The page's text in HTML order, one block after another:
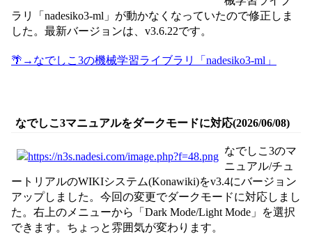
ラリ「nadesiko3-ml」が動かなくなっていたので修正しま
した。最新バージョンは、v3.6.22です。
🌴→なでしこ3の機械学習ライブラリ「nadesiko3-ml」
なでしこ3マニュアルをダークモードに対応(2026/06/08)
なでしこ3のマ
ニュアル/チュ
ートリアルのWIKIシステム(Konawiki)をv3.4にバージョン
アップしました。今回の変更でダークモードに対応しまし
た。右上のメニューから「Dark Mode/Light Mode」を選択
できます。ちょっと雰囲気が変わります。